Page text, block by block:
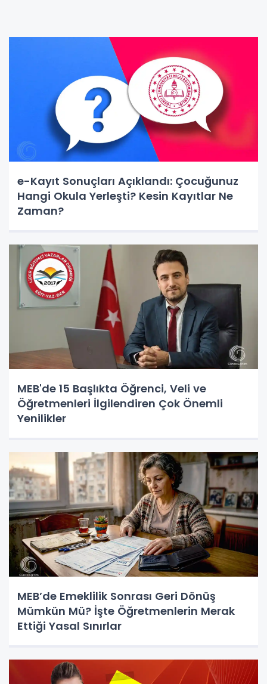
e-Kayıt Sonuçları Açıklandı: Çocuğunuz
Hangi Okula Yerleşti? Kesin Kayıtlar Ne
Zaman?
MEB'de 15 Başlıkta Öğrenci, Veli ve
Öğretmenleri İlgilendiren Çok Önemli
Yenilikler
MEB’de Emeklilik Sonrası Geri Dönüş
Mümkün Mü? İşte Öğretmenlerin Merak
Ettiği Yasal Sınırlar